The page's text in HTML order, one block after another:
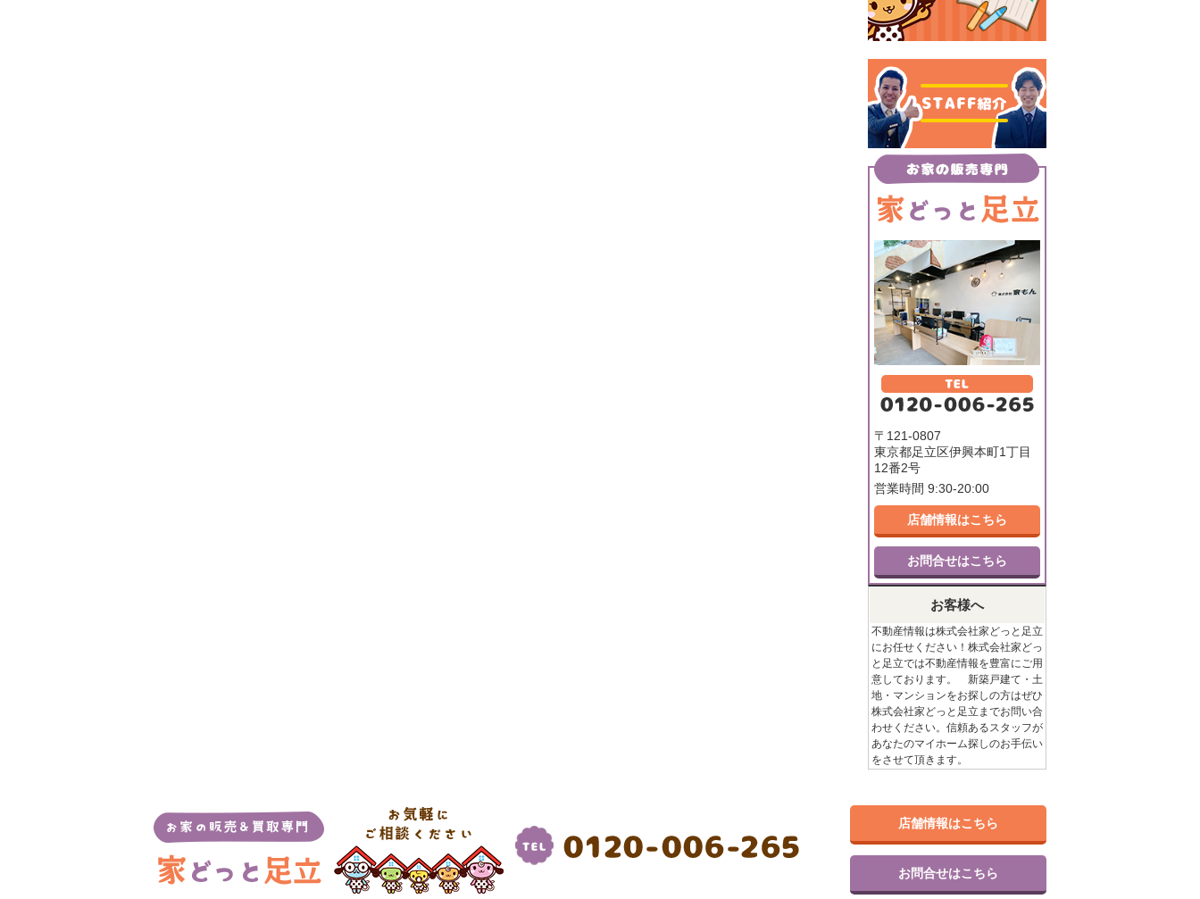
〒121-0807
東京都足立区伊興本町1丁目
12番2号
営業時間 9:30-20:00
店舗情報はこちら
お問合せはこちら
お客様へ
不動産情報は株式会社家どっと足立
にお任せください！株式会社家どっ
と足立では不動産情報を豊富にご用
意しております。 新築戸建て・土
地・マンションをお探しの方はぜひ
株式会社家どっと足立までお問い合
わせください。信頼あるスタッフが
あなたのマイホーム探しのお手伝い
をさせて頂きます。
店舗情報はこちら
お問合せはこちら